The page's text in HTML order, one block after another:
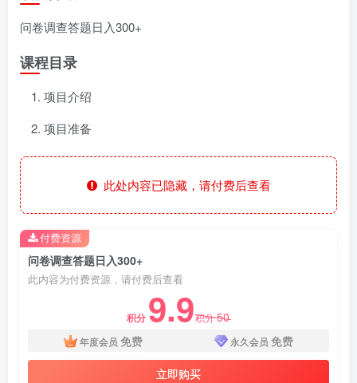
问卷调查答题日入300+
课程目录
项目介绍
项目准备
此处内容已隐藏，请付费后查看
问卷调查答题日入300+
此内容为付费资源，请付费后查看
积分 9.9积分50
年度会员 免费 永久会员 免费
立即购买
付费资源